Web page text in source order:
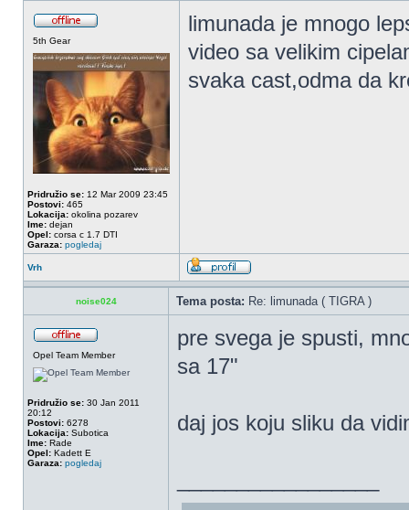
5th Gear
Pridružio se: 12 Mar 2009 23:45
Postovi: 465
Lokacija: okolina pozarev
Ime: dejan
Opel: corsa c 1.7 DTI
Garaza: pogledaj
limunada je mnogo
video sa velikim
svaka cast,odma da
Vrh
noise024 Tema posta: Re: limunada ( TIGRA )
Opel Team Member
Pridružio se: 30 Jan 2011
20:12
Postovi: 6278
Lokacija: Subotica
Ime: Rade
Opel: Kadett E
Garaza: pogledaj
pre svega je spusti,
sa 17"
daj jos koju sliku da